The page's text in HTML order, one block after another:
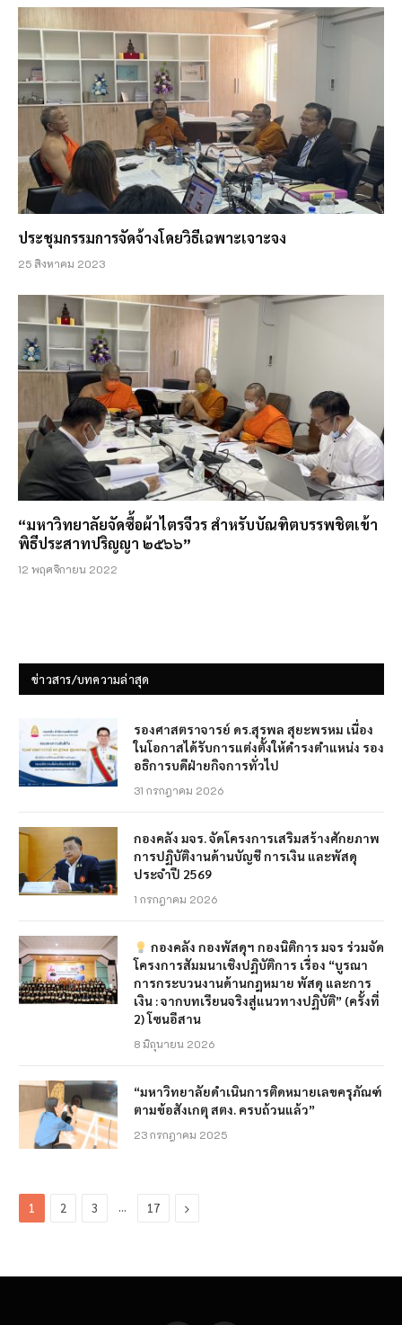
ประชุมกรรมการจัดจ้างโดยวิธีเฉพาะเจาะจง
25 สิงหาคม 2023
“มหาวิทยาลัยจัดซื้อผ้าไตรจีวร สำหรับบัณฑิตบรรพชิตเข้า
พิธีประสาทปริญญา ๒๕๖๖”
12 พฤศจิกายน 2022
ข่าวสาร/บทความล่าสุด
รองศาสตราจารย์ ดร.สุรพล สุยะพรหม เนื่อง
ในโอกาสได้รับการแต่งตั้งให้ดำรงตำแหน่ง รอง
อธิการบดีฝ่ายกิจการทั่วไป
31 กรกฎาคม 2026
กองคลัง มจร. จัดโครงการเสริมสร้างศักยภาพ
การปฏิบัติงานด้านบัญชี การเงิน และพัสดุ
ประจำปี 2569
1 กรกฎาคม 2026
กองคลัง กองพัสดุฯ กองนิติการ มจร ร่วมจัด
โครงการสัมมนาเชิงปฏิบัติการ เรื่อง “บูรณา
การกระบวนงานด้านกฎหมาย พัสดุ และการ
เงิน : จากบทเรียนจริงสู่แนวทางปฏิบัติ” (ครั้งที่
2) โซนอีสาน
8 มิถุนายน 2026
“มหาวิทยาลัยดำเนินการติดหมายเลขครุภัณฑ์
ตามข้อสังเกตุ สตง. ครบถ้วนแล้ว”
23 กรกฎาคม 2025
1 2 3 … 17 Next